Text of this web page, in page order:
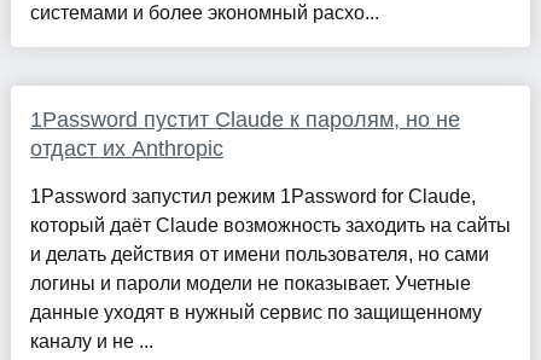
системами и более экономный расхо...
1Password пустит Claude к паролям, но не
отдаст их Anthropic
1Password запустил режим 1Password for Claude,
который даёт Claude возможность заходить на сайты
и делать действия от имени пользователя, но сами
логины и пароли модели не показывает. Учетные
данные уходят в нужный сервис по защищенному
каналу и не ...